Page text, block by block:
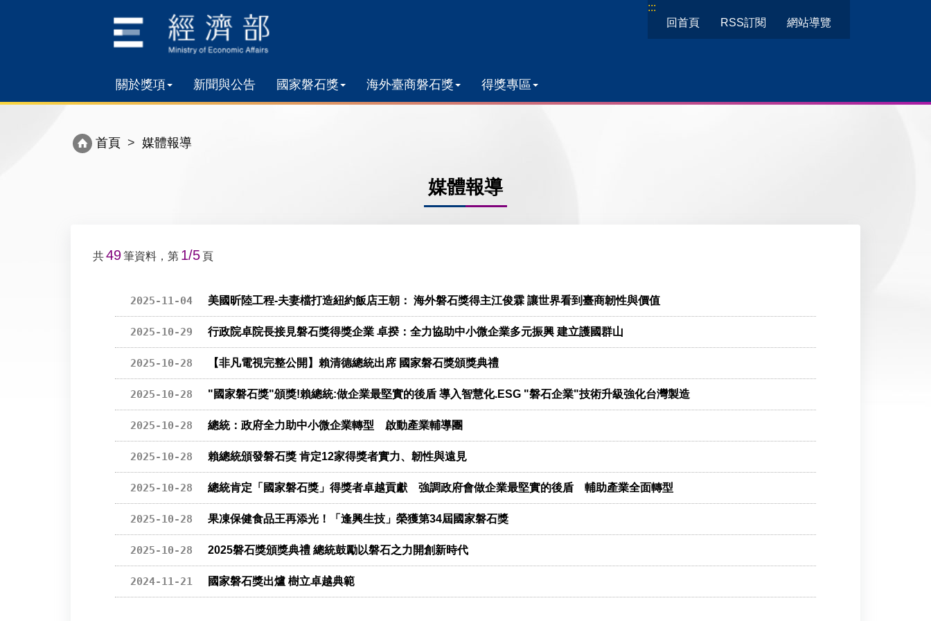
:::
回首頁
RSS訂閱 網站導覽
關於獎項 新聞與公告 國家磐石獎 海外臺商磐石獎 得獎專區
首頁 媒體報導
媒體報導
共49筆資料，第 1/5 頁
2025-11-04 美國昕陸工程-夫妻檔打造紐約飯店王朝： 海外磐石獎得主江俊霖 讓世界看到臺商韌性與價值
2025-10-29 行政院卓院長接見磐石獎得獎企業 卓揆：全力協助中小微企業多元振興 建立護國群山
2025-10-28 【非凡電視完整公開】賴清德總統出席 國家磐石獎頒獎典禮
2025-10-28 "國家磐石獎"頒獎!賴總統:做企業最堅實的後盾 導入智慧化.ESG "磐石企業"技術升級強化台灣製造
2025-10-28 總統：政府全力助中小微企業轉型 啟動產業輔導團
2025-10-28 賴總統頒發磐石獎 肯定12家得獎者實力、韌性與遠見
2025-10-28 總統肯定「國家磐石獎」得獎者卓越貢獻 強調政府會做企業最堅實的後盾 輔助產業全面轉型
2025-10-28 果凍保健食品王再添光！「逢興生技」榮獲第34屆國家磐石獎
2025-10-28 2025磐石獎頒獎典禮 總統鼓勵以磐石之力開創新時代
2024-11-21 國家磐石獎出爐 樹立卓越典範